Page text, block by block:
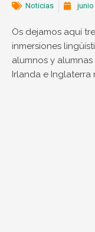
Noticias junio
Os dejamos aquí
inmersiones
alumnos y alumnas
Irlanda e Inglaterra